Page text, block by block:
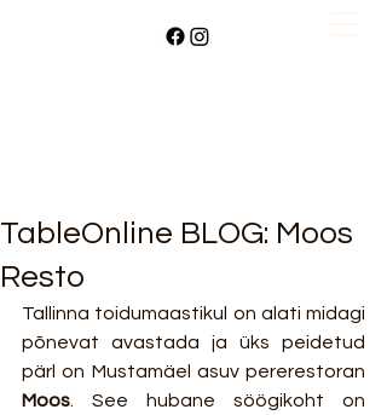
TableOnline BLOG: Moos
Resto
Tallinna toidumaastikul on alati midagi
põnevat avastada ja üks peidetud
Moos . See hubane söögikoht on